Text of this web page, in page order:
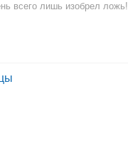
всего лишь изобрел ложь!